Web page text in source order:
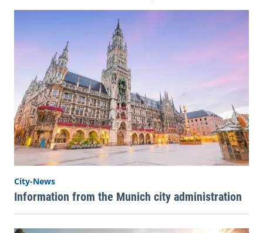
City-News
Information from the Munich city administration